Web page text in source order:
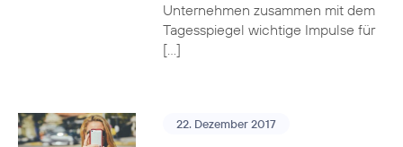
Unternehmen zusammen mit dem
Tagesspiegel wichtige Impulse für
[…]
22. Dezember 2017